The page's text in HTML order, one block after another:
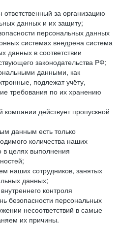
за организацию
данных и их защиту;
персональных данных
системах внедрена система
данных в соответствии
законодательства РФ;
данными, как
подлежат учёту,
требования по их хранению
действует пропускной
данным есть только
количества наших
в целях выполнения
наших сотрудников, занятых
данных;
контроля
безопасности персональных
несоответствий в самые
их причины.